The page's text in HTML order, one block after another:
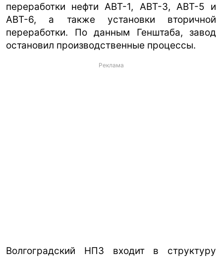
переработки нефти АВТ-1, АВТ-3, АВТ-5 и
АВТ-6, а также установки вторичной
переработки. По данным Генштаба, завод
остановил производственные процессы.
Реклама
Волгоградский НПЗ входит в структуру